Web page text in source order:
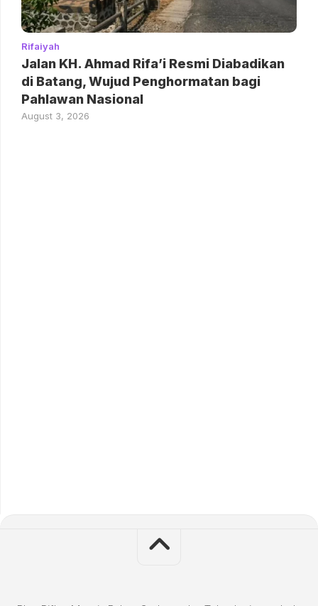
Rifaiyah
Jalan KH. Ahmad Rifa’i Resmi Diabadikan
di Batang, Wujud Penghormatan bagi
Pahlawan Nasional
August 3, 2026